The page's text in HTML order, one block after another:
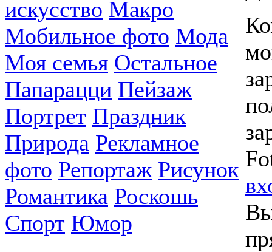
искусство Макро
Мобильное фото Мода
Моя семья Остальное
Папарацци Пейзаж
Портрет Праздник
Природа Рекламное
фото Репортаж Рисунок
Романтика Роскошь
Спорт Юмор